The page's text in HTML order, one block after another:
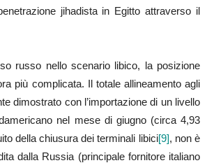
jihadista in Egitto attraverso il
russo nello scenario libico, la posizione
più complicata. Il totale allineamento agli
dimostrato con l’importazione di un livello
nel mese di giugno (circa 4,93
della chiusura dei terminali libici[9], non è
dalla Russia (principale fornitore italiano